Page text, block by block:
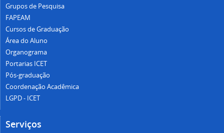
Grupos de Pesquisa
FAPEAM
Cursos de Graduação
Área do Aluno
Organograma
Portarias ICET
Pós-graduação
Coordenação Acadêmica
LGPD - ICET
Serviços